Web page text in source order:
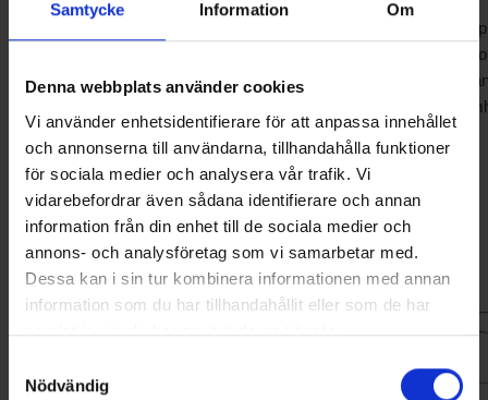
Samtycke Information Om
Denna webbplats använder cookies
Vi använder enhetsidentifierare för att anpassa innehållet
och annonserna till användarna, tillhandahålla funktioner
för sociala medier och analysera vår trafik. Vi
vidarebefordrar även sådana identifierare och annan
information från din enhet till de sociala medier och
annons- och analysföretag som vi samarbetar med.
Dessa kan i sin tur kombinera informationen med annan
information som du har tillhandahållit eller som de har
samlat in när du har använt deras tjänster.
Nödvändig
Slutsatsen är alltså att det i och för sig är korrekt att utsläpp av
kan bidra till bildande av marknära ozon, men att de mängder
förväntas förloras från kyl- och värmepumpsystem är
jämfört med de mängder som avges från andra aktiviteter i
Björn Palm
(Klicka på bilden nedan för att göra den större)